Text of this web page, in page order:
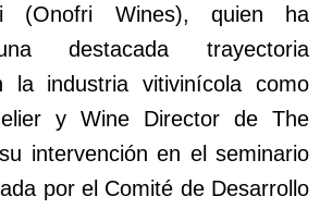
(Onofri Wines), quien ha
destacada trayectoria
la industria vitivinícola como
y Wine Director de The
intervención en el seminario
por el Comité de Desarrollo